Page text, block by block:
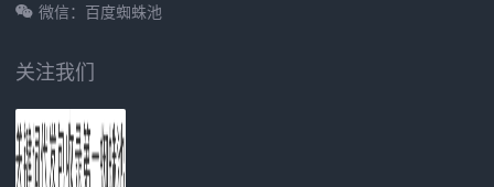
微信：百度蜘蛛池
关注我们